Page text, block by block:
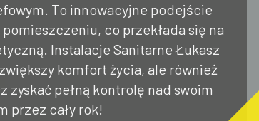
To innowacyjne podejście
co przekłada się na
Instalacje Sanitarne Łukasz
komfort życia, ale również
zyskać pełną kontrolę nad swoim
przez cały rok!